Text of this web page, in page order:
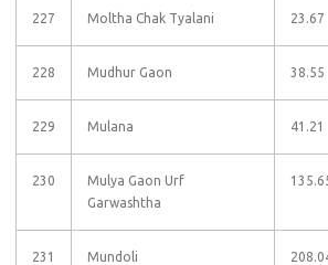
227 Moltha Chak Tyalani 23.67
228 Mudhur Gaon 38.55
229 Mulana 41.21
230
Mulya Gaon Urf
Garwashtha
231 Mundoli